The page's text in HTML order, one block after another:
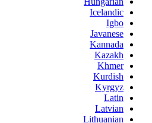
Icelandic
Igbo
Javanese
Kannada
Kazakh
Khmer
Kurdish
Kyrgyz
Latin
Latvian
Lithuanian